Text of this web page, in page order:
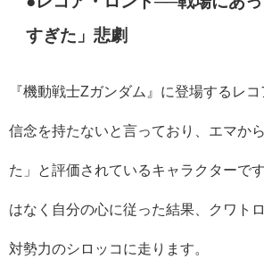
すぎた」悲劇
『機動戦士Ζガンダム』に登場するレ
信念を持たないと言っており、エマか
た」と評価されているキャラクターで
はなく自分の心に従った結果、クワト
対勢力のシロッコに走ります。